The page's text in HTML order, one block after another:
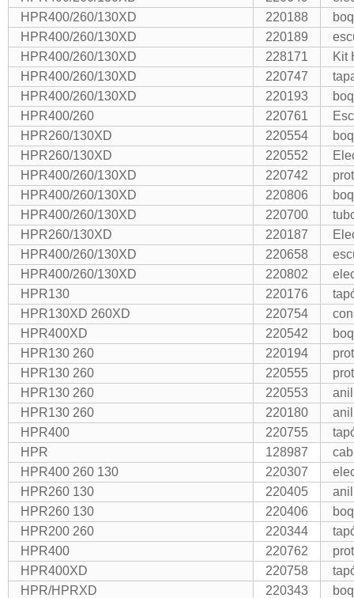
HPR400/260/130XD
220188
HPR400/260/130XD
220189
HPR400/260/130XD
228171
Kit
HPR400/260/130XD
220747
HPR400/260/130XD
220193
HPR400/260
220761
HPR260/130XD
220554
HPR260/130XD
220552
HPR400/260/130XD
220742
HPR400/260/130XD
220806
HPR400/260/130XD
220700
HPR260/130XD
220187
HPR400/260/130XD
220658
HPR400/260/130XD
220802
HPR130
220176
HPR130XD 260XD
220754
HPR400XD
220542
HPR130 260
220194
HPR130 260
220555
HPR130 260
220553
HPR130 260
220180
HPR400
220755
HPR
128987
HPR400 260 130
220307
HPR260 130
220405
HPR260 130
220406
HPR200 260
220344
HPR400
220762
HPR400XD
220758
HPR/HPRXD
220343